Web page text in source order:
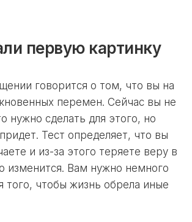
первую картинку
говорится о том, что вы на
перемен. Сейчас вы не
нужно сделать для этого, но
Тест определяет, что вы
и из-за этого теряете веру в
изменится. Вам нужно немного
того, чтобы жизнь обрела иные